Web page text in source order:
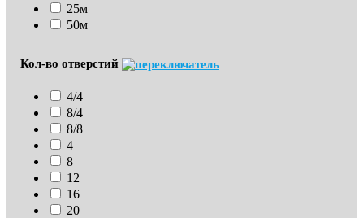
25м
50м
Кол-во отверстий
4/4
8/4
8/8
4
8
12
16
20